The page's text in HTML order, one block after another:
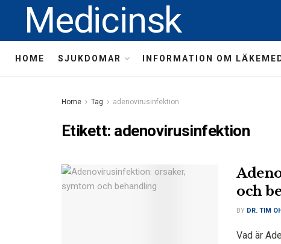
Medicinsk
HOME SJUKDOMAR INFORMATION OM
Home Tag adenovirusinfektion
Etikett: adenovirusinfektion
och
BY DR. TIM
Vad är